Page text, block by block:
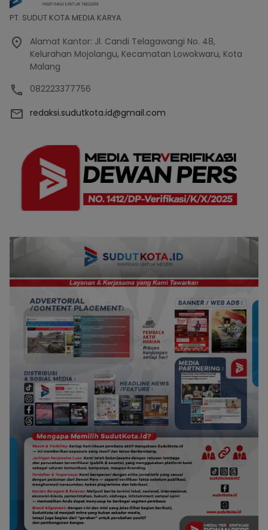
PT. SUDUT KOTA MEDIA KARYA
Alamat Kantor: Jl. Candi Telagawangi No. 48,
Kelurahan Mojolangu, Kecamatan Lowokwaru, Kota
Malang
082223377756
redaksi.sudutkota.id@gmail.com